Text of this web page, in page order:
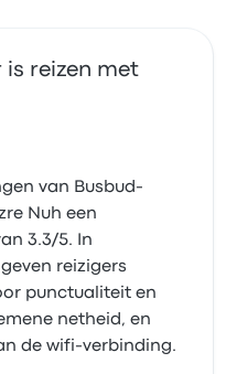
reizen met
van Busbud-
Nuh een
3.3/5. In
reizigers
punctualiteit en
netheid, en
de wifi-verbinding.